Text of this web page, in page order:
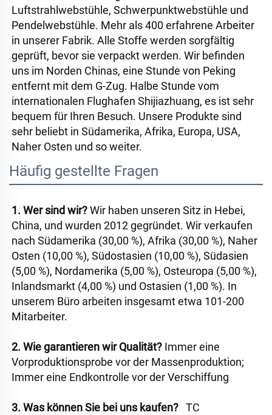
Luftstrahlwebstühle, Schwerpunktwebstühle und
Pendelwebstühle. Mehr als 400 erfahrene Arbeiter
in unserer Fabrik. Alle Stoffe werden sorgfältig
geprüft, bevor sie verpackt werden. Wir befinden
uns im Norden Chinas, eine Stunde von Peking
entfernt mit dem G-Zug. Halbe Stunde vom
internationalen Flughafen Shijiazhuang, es ist sehr
bequem für Ihren Besuch. Unsere Produkte sind
sehr beliebt in Südamerika, Afrika, Europa, USA,
Naher Osten und so weiter.
Häufig gestellte Fragen
1. Wer sind wir? Wir haben unseren Sitz in Hebei,
China, und wurden 2012 gegründet. Wir verkaufen
nach Südamerika (30,00 %), Afrika (30,00 %), Naher
Osten (10,00 %), Südostasien (10,00 %), Südasien
(5,00 %), Nordamerika (5,00 %), Osteuropa (5,00 %),
Inlandsmarkt (4,00 %) und Ostasien (1,00 %). In
unserem Büro arbeiten insgesamt etwa 101-200
Mitarbeiter.
2. Wie garantieren wir Qualität? Immer eine
Vorproduktionsprobe vor der Massenproduktion;
Immer eine Endkontrolle vor der Verschiffung
3. Was können Sie bei uns kaufen? TC